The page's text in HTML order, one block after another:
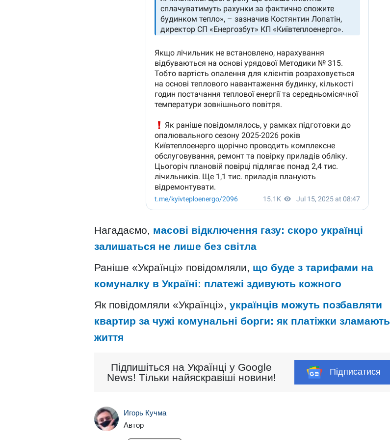
Нагадаємо, масові відключення газу: скоро українці
залишаться не лише без світла
Раніше «Українці» повідомляли, що буде з тарифами на
комуналку в Україні: платежі здивують кожного
Як повідомляли «Українці», українців можуть позбавляти
квартир за чужі комунальні борги: як платіжки зламають
життя
Підпишіться на Українці у Google
News! Тільки найяскравіші новини!
Підписатися
Игорь Кучма
Автор